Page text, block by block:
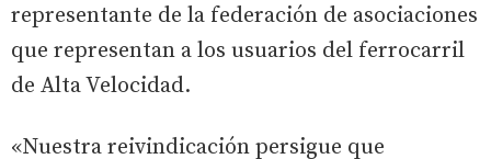
representante de la federación de asociaciones
que representan a los usuarios del ferrocarril
de Alta Velocidad.
«Nuestra reivindicación persigue que